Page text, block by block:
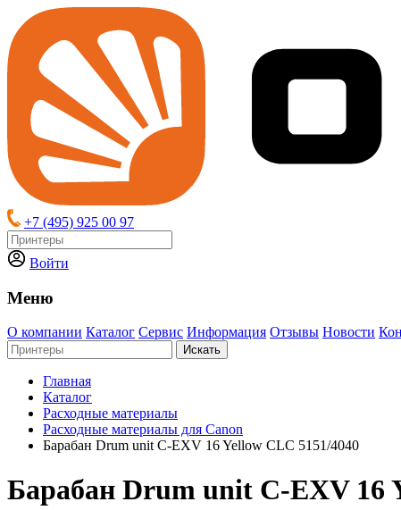
+7 (495) 925 00 97
Войти
Меню
О компании Каталог Сервис Информация Отзывы Новости
Искать
Главная
Каталог
Расходные материалы
Расходные материалы для Canon
Барабан Drum unit C-EXV 16 Yellow CLC 5151/4040
Барабан Drum unit C-EXV 16